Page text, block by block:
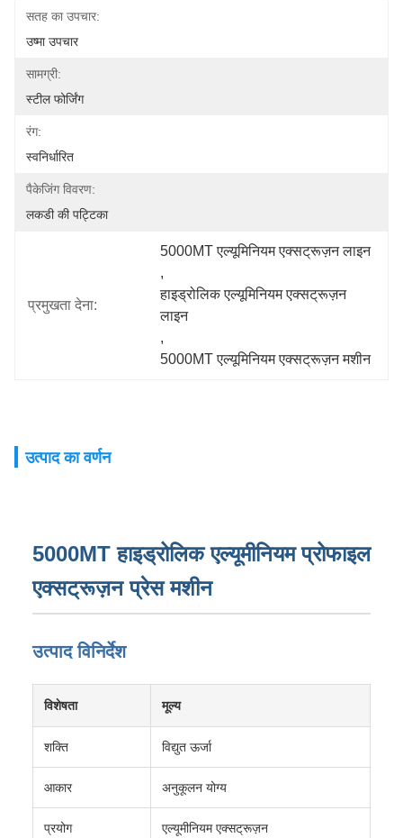
सतह का उपचार:
उष्मा उपचार
सामग्री:
स्टील फोर्जिंग
रंग:
स्वनिर्धारित
पैकेजिंग विवरण:
लकडी की पट्टिका
प्रमुखता देना:
5000MT एल्यूमिनियम एक्सट्रूज़न लाइन
,
हाइड्रोलिक एल्यूमिनियम एक्सट्रूज़न
लाइन
,
5000MT एल्यूमिनियम एक्सट्रूज़न मशीन
उत्पाद का वर्णन
5000MT हाइड्रोलिक एल्यूमीनियम प्रोफाइल
एक्सट्रूज़न प्रेस मशीन
उत्पाद विनिर्देश
विशेषता मूल्य
शक्ति विद्युत ऊर्जा
आकार अनुकूलन योग्य
प्रयोग एल्यूमीनियम एक्सट्रूज़न